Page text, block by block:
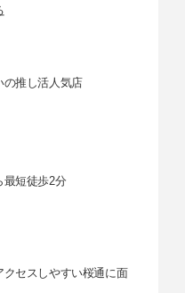
の推し活人気店
最短徒歩2分
クセスしやすい桜通に面